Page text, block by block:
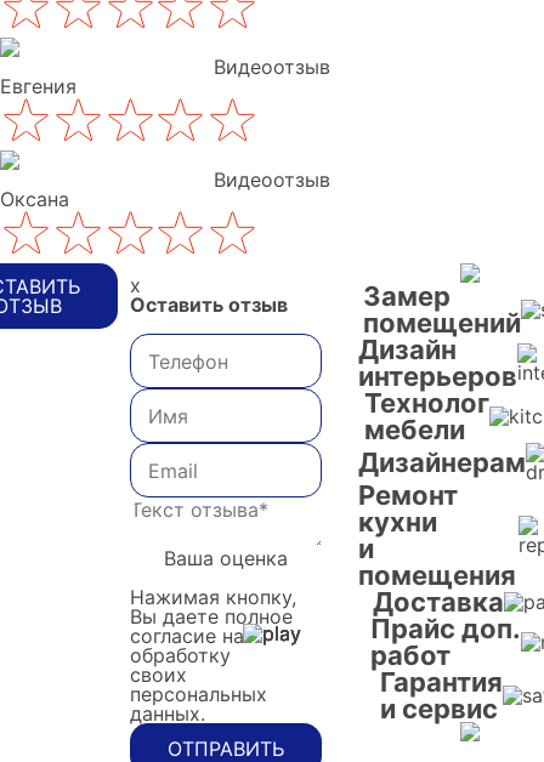
Видеоотзыв
Евгения
Видеоотзыв
Оксана
x
Оставить отзыв
Ваша оценка
Нажимая кнопку,
Вы даете полное
согласие на
обработку
своих
персональных
данных.
ОТПРАВИТЬ
Замер
помещений
Дизайн
интерьеров
Технолог
мебели
Дизайнерам
Ремонт
кухни
и
помещения
Доставка
Прайс доп.
работ
Гарантия
и сервис